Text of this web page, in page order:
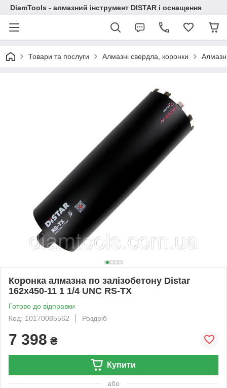
DiamTools - алмазний інструмент DISTAR і оснащення
Товари та послуги Алмазні свердла, коронки
Коронка алмазна по залізобетону Distar
162x450-11 1 1/4 UNC RS-TX
Готово до відправки
Код: 10170085562
Роздріб
7 398 ₴
Купити
або